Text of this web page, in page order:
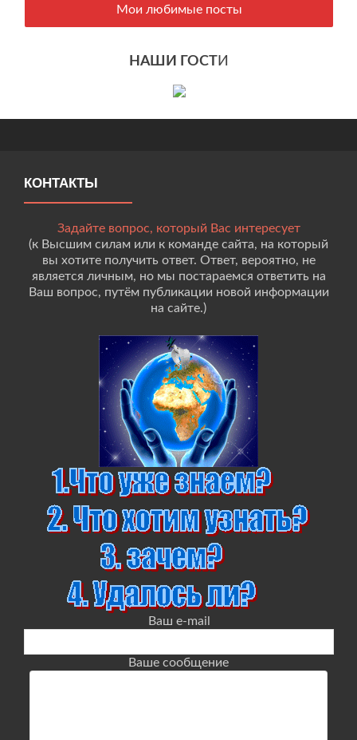
Мои любимые посты
НАШИ ГОСТИ
КОНТАКТЫ
Задайте вопрос, который Вас интересует
(к Высшим силам или к команде сайта, на который
вы хотите получить ответ. Ответ, вероятно, не
является личным, но мы постараемся ответить на
Ваш вопрос, путём публикации новой информации
на сайте.)
Ваш e-mail
Ваше сообщение